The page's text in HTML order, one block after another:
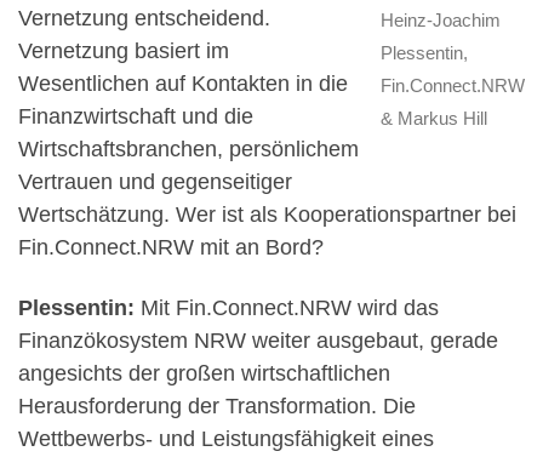
Heinz-Joachim
Plessentin,
Fin.Connect.NRW
& Markus Hill
Vernetzung entscheidend.
Vernetzung basiert im
Wesentlichen auf Kontakten in die
Finanzwirtschaft und die
Wirtschaftsbranchen, persönlichem
Vertrauen und gegenseitiger
Wertschätzung. Wer ist als Kooperationspartner bei
Fin.Connect.NRW mit an Bord?
Plessentin: Mit Fin.Connect.NRW wird das
Finanzökosystem NRW weiter ausgebaut, gerade
angesichts der großen wirtschaftlichen
Herausforderung der Transformation. Die
Wettbewerbs- und Leistungsfähigkeit eines